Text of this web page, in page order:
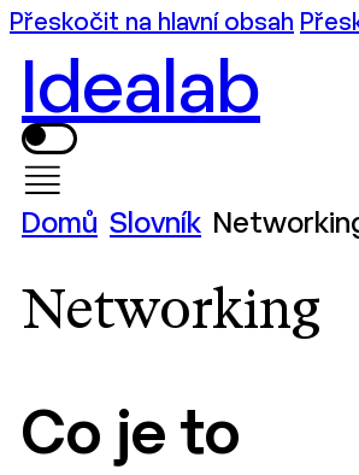
Přeskočit na hlavní obsah
Idealab
Domů Slovník
Networking
Co je to